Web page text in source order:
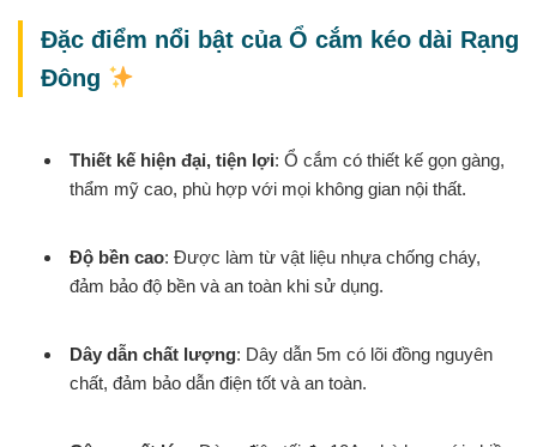
Đặc điểm nổi bật của Ổ cắm kéo dài Rạng
Đông
Thiết kế hiện đại, tiện lợi: Ổ cắm có thiết kế gọn gàng,
thẩm mỹ cao, phù hợp với mọi không gian nội thất.
Độ bền cao: Được làm từ vật liệu nhựa chống cháy,
đảm bảo độ bền và an toàn khi sử dụng.
Dây dẫn chất lượng: Dây dẫn 5m có lõi đồng nguyên
chất, đảm bảo dẫn điện tốt và an toàn.